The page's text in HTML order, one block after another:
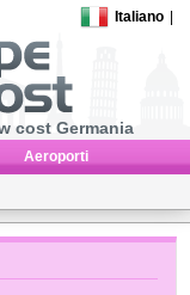
Italiano
cost Germania
Aeroporti